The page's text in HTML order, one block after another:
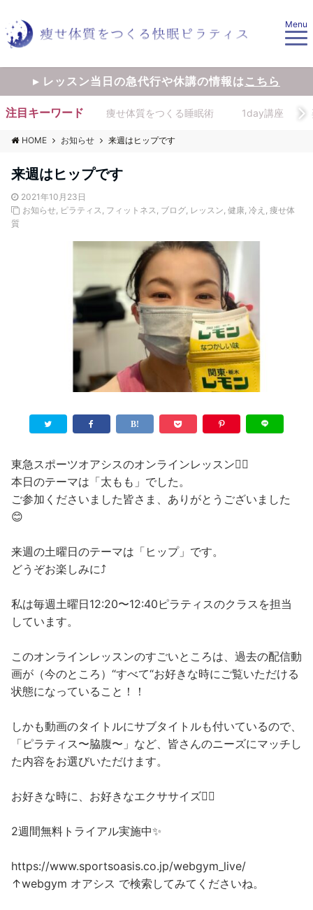
Menu
▸ レッスン当日の急代行や休講の情報はこちら
注目キーワード 痩せ体質をつくる睡眠術 1day講座
HOME お知らせ 来週はヒップです
来週はヒップです
2021年10月23日
お知らせ, ピラティス, フィットネス, ブログ, レッスン, 健康, 冷え , 痩せ体
質
東急スポーツオアシスのオンラインレッスン🧘‍♀️
本日のテーマは「太もも」でした。
ご参加くださいました皆さま、ありがとうございました
😊
来週の土曜日のテーマは「ヒップ」です。
どうぞお楽しみに⤴️
私は毎週土曜日12:20〜12:40ピラティスのクラスを担当
しています。
このオンラインレッスンのすごいところは、過去の配信動
画が（今のところ）“すべて“お好きな時にご覧いただける
状態になっていること！！
しかも動画のタイトルにサブタイトルも付いているので、
「ピラティス〜脇腹〜」など、皆さんのニーズにマッチし
た内容をお選びいただけます。
お好きな時に、お好きなエクササイズ🧘‍♀️
2週間無料トライアル実施中✨
https://www.sportsoasis.co.jp/webgym_live/
↑webgym オアシス で検索してみてくださいね。